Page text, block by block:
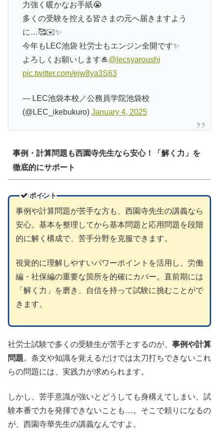
力強く暖かなお手紙😭
多くの受験を控える皆さまの元へ届きますよう
に…🥰✉️✨
今年もLEC池袋 社労士もエンジン全開です✨
よろしくお願いします🎍@lecsyaroushi
pic.twitter.com/ejw8ya3S63
— LEC池袋本校／公務員学院池袋校
(@LEC_ikebukuro) January 4, 2025
事例・計算問題も西園寺先生なら安心！「解く力」を
徹底的にサポート
ポイント
事例や計算問題が苦手な方も、西園寺先生の講義なら
安心。基本を整理してから基本問題と応用問題を段階
的に解く構成で、苦手分野を克服できます。
視覚的に理解しやすいパワーポイントを活用し、労働
編・社保編の重要な箇所を的確にカバー。直前期には
「解く力」を磨き、自信を持って試験に挑むことがで
きます。
社労士試験で多くの受験生が苦手とするのが、 事例や計算
問題。条文や知識を覚えるだけでは太刀打ちできないこれ
らの問題には、実践力が求められます。
しかし、苦手意識が強いとどうしても身構えてしまい、試
験本番で力を発揮できないことも…。そこで頼りになるの
が、西園寺華先生の講義なんですよ。